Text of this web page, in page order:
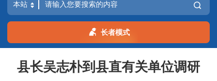
长者模式
县长吴志朴到县直有关单位调研